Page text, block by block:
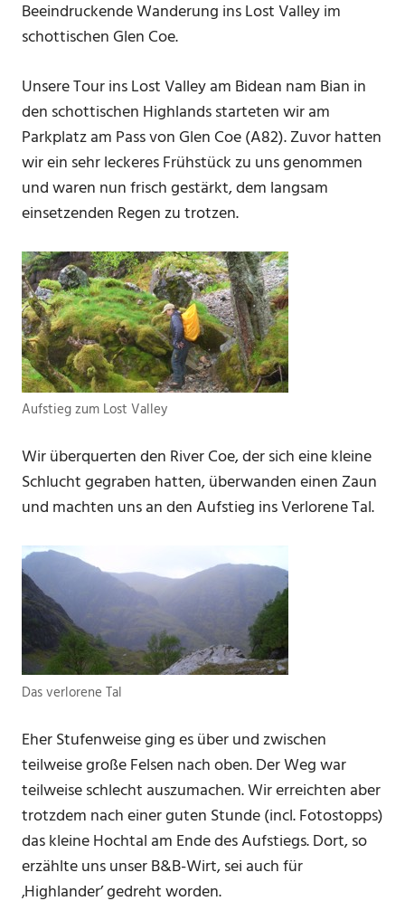
Beeindruckende Wanderung ins Lost Valley im
schottischen Glen Coe.
Unsere Tour ins Lost Valley am Bidean nam Bian in
den schottischen Highlands starteten wir am
Parkplatz am Pass von Glen Coe (A82). Zuvor hatten
wir ein sehr leckeres Frühstück zu uns genommen
und waren nun frisch gestärkt, dem langsam
einsetzenden Regen zu trotzen.
Aufstieg zum Lost Valley
Wir überquerten den River Coe, der sich eine kleine
Schlucht gegraben hatten, überwanden einen Zaun
und machten uns an den Aufstieg ins Verlorene Tal.
Das verlorene Tal
Eher Stufenweise ging es über und zwischen
teilweise große Felsen nach oben. Der Weg war
teilweise schlecht auszumachen. Wir erreichten aber
trotzdem nach einer guten Stunde (incl. Fotostopps)
das kleine Hochtal am Ende des Aufstiegs. Dort, so
erzählte uns unser B&B-Wirt, sei auch für
‚Highlander’ gedreht worden.